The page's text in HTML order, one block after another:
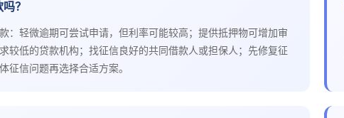
？
：轻微逾期可尝试申请，但利率可能较高；提供抵押物可增加审
较低的贷款机构；找征信良好的共同借款人或担保人；先修复征
征信问题再选择合适方案。